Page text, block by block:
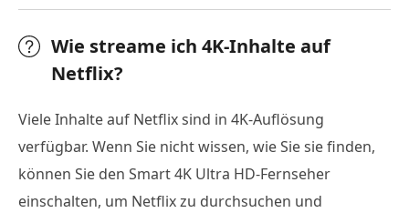
Wie streame ich 4K-Inhalte auf
Netflix?
Viele Inhalte auf Netflix sind in 4K-Auflösung
verfügbar. Wenn Sie nicht wissen, wie Sie sie finden,
können Sie den Smart 4K Ultra HD-Fernseher
einschalten, um Netflix zu durchsuchen und